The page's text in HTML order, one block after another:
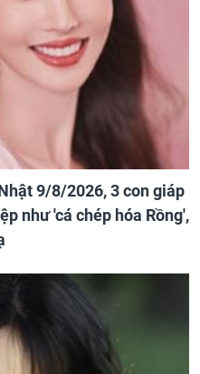
9/8/2026, 3 con giáp
như 'cá chép hóa Rồng',